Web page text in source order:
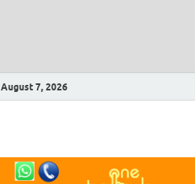
August 7, 2026